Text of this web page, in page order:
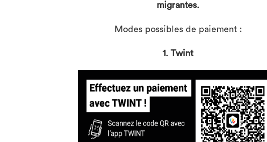
migrantes.
Modes possibles de paiement :
1. Twint